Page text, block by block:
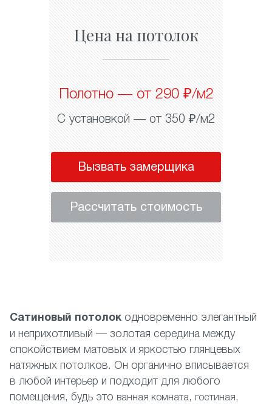
Цена на потолок
Полотно — от 290 ₽/м2
С установкой — от 350 ₽/м2
Вызвать замерщика
Рассчитать стоимость
Сатиновый потолок одновременно элегантный
и неприхотливый — золотая середина между
спокойствием матовых и яркостью глянцевых
натяжных потолков. Он органично вписывается
в любой интерьер и подходит для любого
помещения, будь это ванная комната, гостиная ,